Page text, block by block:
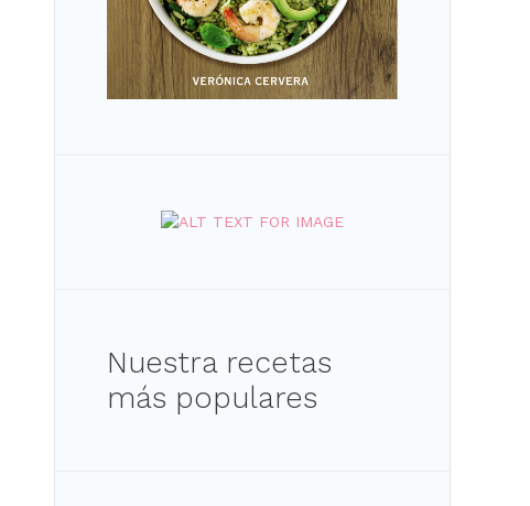
Nuestra recetas
más populares